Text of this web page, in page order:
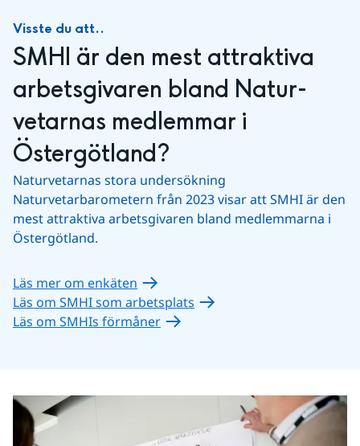
Visste du att..
SMHI är den mest attraktiva
arbetsgivaren bland Natur­
vetarnas medlemmar i
Östergötland?
Naturvetarnas stora undersökning
Naturvetarbarometern från 2023 visar att SMHI är den
mest attraktiva arbetsgivaren bland medlemmarna i
Östergötland.
Läs mer om enkäten
Läs om SMHI som arbetsplats
Läs om SMHIs förmåner